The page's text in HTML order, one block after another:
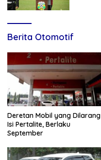
Berita Otomotif
Deretan Mobil yang Dilarang
Isi Pertalite, Berlaku
September